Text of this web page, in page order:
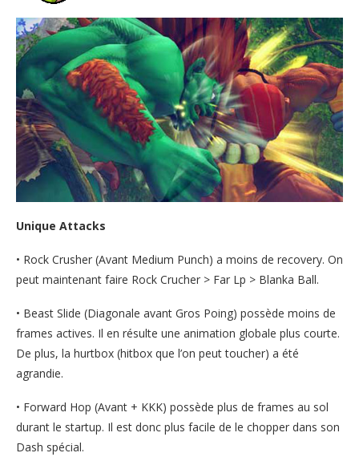
Unique Attacks
• Rock Crusher (Avant Medium Punch) a moins de recovery. On
peut maintenant faire Rock Crucher > Far Lp > Blanka Ball.
• Beast Slide (Diagonale avant Gros Poing) possède moins de
frames actives. Il en résulte une animation globale plus courte.
De plus, la hurtbox (hitbox que l’on peut toucher) a été
agrandie.
• Forward Hop (Avant + KKK) possède plus de frames au sol
durant le startup. Il est donc plus facile de le chopper dans son
Dash spécial.